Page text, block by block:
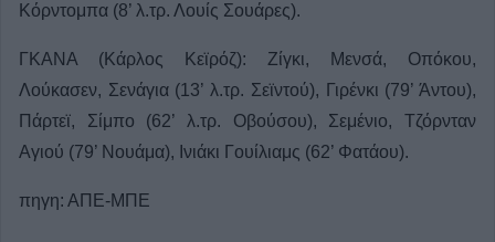
Κόρντομπα (8’ λ.τρ. Λουίς Σουάρες).
ΓΚΑΝΑ (Κάρλος Κεϊρόζ): Ζίγκι, Μενσά, Οπόκου,
Λούκασεν, Σενάγια (13’ λ.τρ. Σεϊντού), Γιρένκι (79’ Άντου),
Πάρτεϊ, Σίμπο (62’ λ.τρ. Οβούσου), Σεμένιο, Τζόρνταν
Αγιού (79’ Νουάμα), Ινιάκι Γουίλιαμς (62’ Φατάου).
πηγη: ΑΠΕ-ΜΠΕ